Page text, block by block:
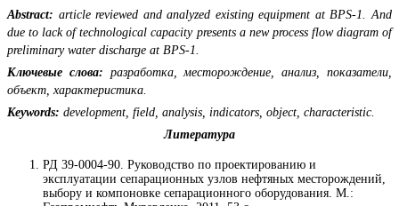
Abstract: article reviewed and analyzed existing equipment at BPS-1. And
due to lack of technological capacity presents a new process flow diagram of
preliminary water discharge at BPS-1.
Ключевые слова: разработка, месторождение, анализ, показатели,
объект, характеристика.
Keywords: development, field, analysis, indicators, object, characteristic.
Литература
РД 39-0004-90. Руководство по проектированию и
эксплуатации сепарационных узлов нефтяных месторождений,
выбору и компоновке сепарационного оборудования. М.: